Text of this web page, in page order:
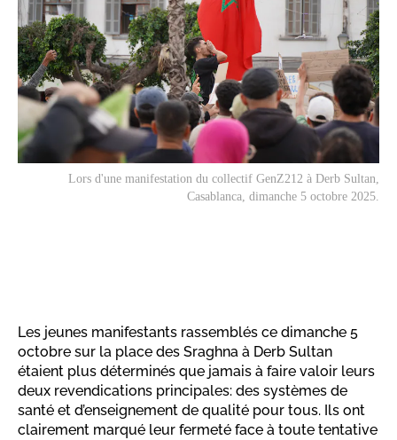
Lors d'une manifestation du collectif GenZ212 à Derb Sultan,
Casablanca, dimanche 5 octobre 2025.
Les jeunes manifestants rassemblés ce dimanche 5
octobre sur la place des Sraghna à Derb Sultan
étaient plus déterminés que jamais à faire valoir leurs
deux revendications principales: des systèmes de
santé et d’enseignement de qualité pour tous. Ils ont
clairement marqué leur fermeté face à toute tentative